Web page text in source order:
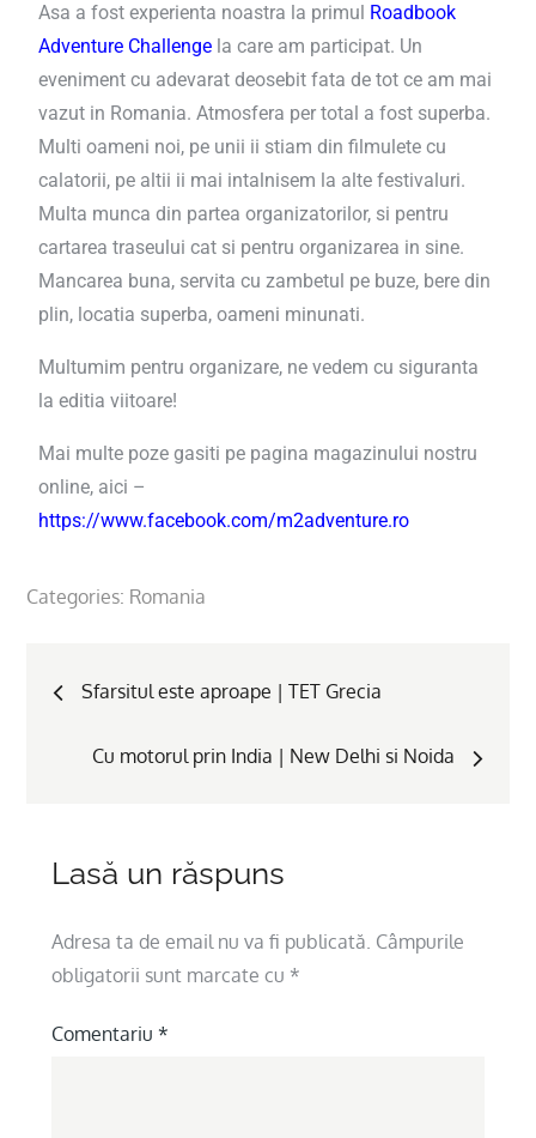
Asa a fost experienta noastra la primul Roadbook
Adventure Challenge la care am participat. Un
eveniment cu adevarat deosebit fata de tot ce am mai
vazut in Romania. Atmosfera per total a fost superba.
Multi oameni noi, pe unii ii stiam din filmulete cu
calatorii, pe altii ii mai intalnisem la alte festivaluri.
Multa munca din partea organizatorilor, si pentru
cartarea traseului cat si pentru organizarea in sine.
Mancarea buna, servita cu zambetul pe buze, bere din
plin, locatia superba, oameni minunati.
Multumim pentru organizare, ne vedem cu siguranta
la editia viitoare!
Mai multe poze gasiti pe pagina magazinului nostru
online, aici –
https://www.facebook.com/m2adventure.ro
Categories: Romania
Sfarsitul este aproape | TET Grecia
Cu motorul prin India | New Delhi si Noida
Lasă un răspuns
Adresa ta de email nu va fi publicată. Câmpurile
obligatorii sunt marcate cu *
Comentariu *